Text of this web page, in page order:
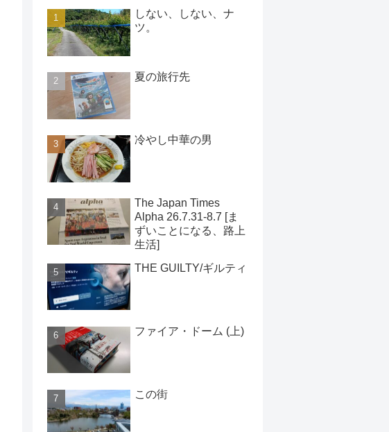
しない、しない、ナ
ツ。
夏の旅行先
冷やし中華の男
The Japan Times
Alpha 26.7.31-8.7 [ま
ずいことになる、路上
生活]
THE GUILTY/ギルティ
ファイア・ドーム (上)
この街